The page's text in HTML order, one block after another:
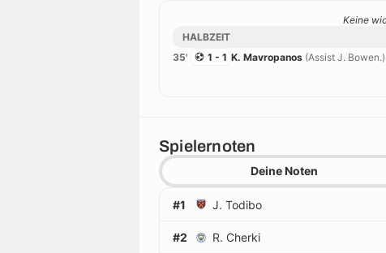
Keine
HALBZEIT
35'
1 - 1 K. Mavropanos (Assist J. Bowen.)
Spielernoten
Deine Noten
#1 J. Todibo
#2 R. Cherki